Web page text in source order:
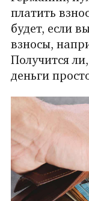
платить
будет, если
взносы,
Получится
деньги